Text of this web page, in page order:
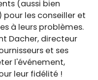
(aussi bien
les conseiller et
à leurs problèmes.
Dacher, directeur
et ses
l'événement,
leur fidélité !